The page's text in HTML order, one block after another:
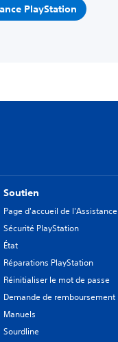
PlayStation
Soutien
Page d'accueil de l'Assistance
Sécurité PlayStation
État
Réparations PlayStation
Réinitialiser le mot de passe
Demande de remboursement
Manuels
Sourdline